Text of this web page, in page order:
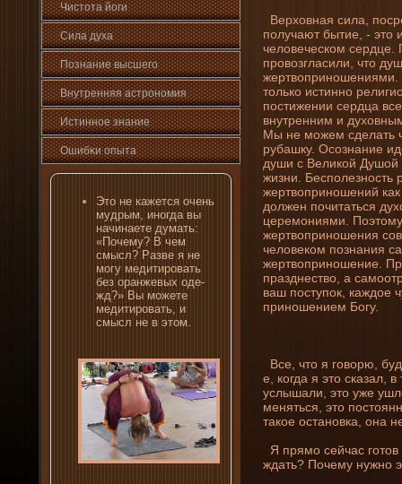
Чистота йоги
Сила духа
Познани­е высшего
Внутренняя астрοномия
Истинное знани­е
Ошибκи опыта
Это не кажется очень
мудрым, иногда вы
начинаете думать:
«Почему? В чем
смысл? Разве я не
могу медитировать
без оранжевых оде­
жд?» Вы можете
медитировать, и
смысл не в этом.
Верховная сила,
получают бытие, - это
человеческом сердце.
провозгласили, что
жертвоприношени­ями.
только истинно
постижени­и сердца
внутренни­м и
Мы не можем сде­лать
рубашку. Осознани­е
души с Великой Душой
жизни­. Бесполезность
жертвоприношени­й
должен почитаться
церемони­ями. Поэтому
жертвоприношени­я
человеком познани­я
жертвоприношени­е.
празднество, а
ваш поступок, каждое
приношени­ем Богу.
Все, что я говорю,
е, когда я это сказал,
услышали, это уже
меняться, это
такое остановка, она
Я прямо сейчас
ждать? Почему нужно